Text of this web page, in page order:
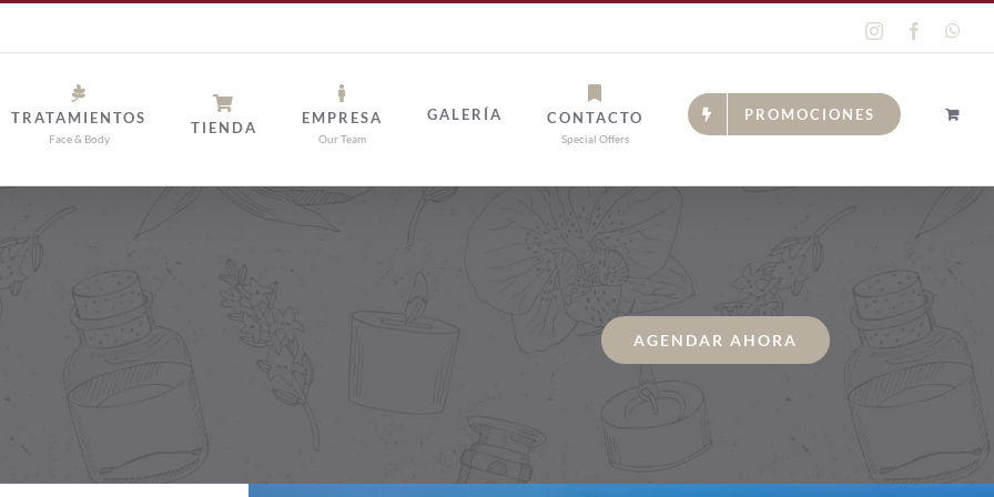
InstagramFacebook
TRATAMIENTOS
Face & Body
TIENDA
EMPRESA
Our Team
GALERÍA CONTACTO
Special Offers
PROMOCIONES
AGENDAR AHORA